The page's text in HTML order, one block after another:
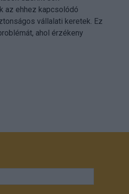
az ehhez kapcsolódó
vállalati keretek. Ez
ahol érzékeny